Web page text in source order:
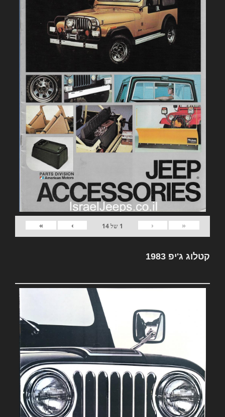
«
‹
1 של14
›
»
קטלוג ג'יפ 1983